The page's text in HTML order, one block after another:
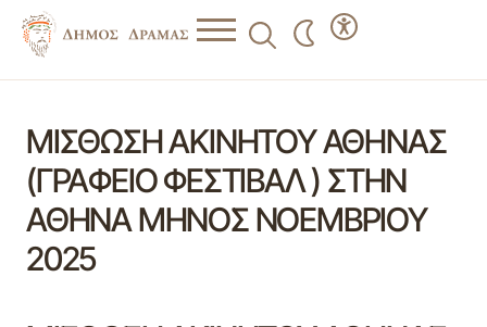
ΜΙΣΘΩΣΗ ΑΚΙΝΗΤΟΥ ΑΘΗΝΑΣ
(ΓΡΑΦΕΙΟ ΦΕΣΤΙΒΑΛ ) ΣΤΗΝ
ΑΘΗΝΑ ΜΗΝΟΣ ΝΟΕΜΒΡΙΟΥ
2025